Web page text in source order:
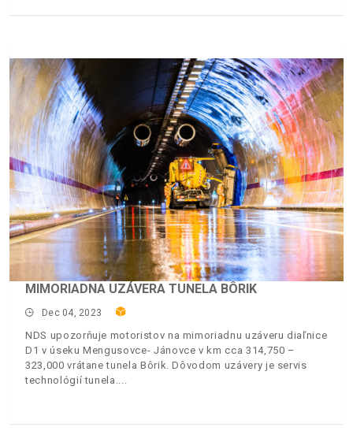
MIMORIADNA UZÁVERA TUNELA BÔRIK
Dec 04, 2023
NDS upozorňuje motoristov na mimoriadnu uzáveru diaľnice
D1 v úseku Mengusovce- Jánovce v km cca 314,750 –
323,000 vrátane tunela Bôrik. Dôvodom uzávery je servis
technológií tunela.